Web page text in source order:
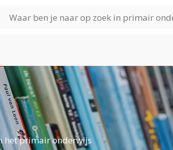
het primair onderwijs